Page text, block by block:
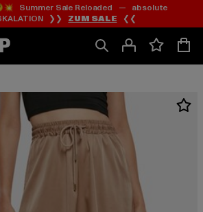
Zum
Inhalt
springen
Zum
Fußzeile
springen
Summer Sale Reloaded — absolute
❯❯ ZUM SALE ❮❮